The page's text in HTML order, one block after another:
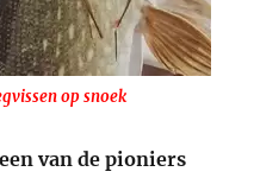
op snoek
van de pioniers